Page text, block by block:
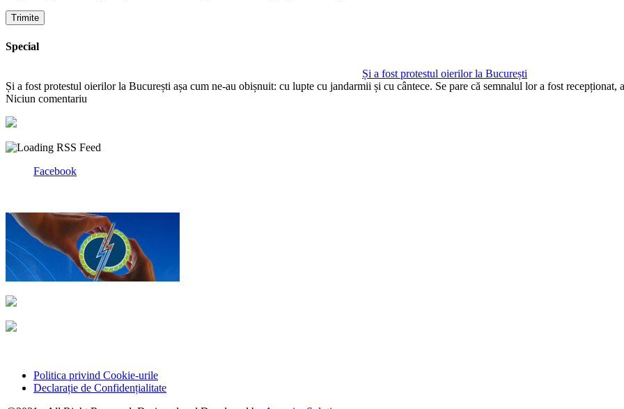
Special
Și a fost protestul oierilor la București
Și a fost protestul oierilor la București așa cum ne-au obișnuit: cu lupte cu jandarmii și cu cântece. Se pare că semnalul lor a fost recepționat,
Niciun comentariu
Facebook
Politica privind Cookie-urile
Declarație de Confidențialitate